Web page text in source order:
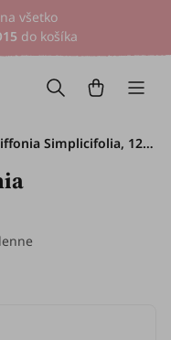
všetko
do košíka
5-HTP 150 mg - Griffonia Simplicifolia, 120 kapsúl